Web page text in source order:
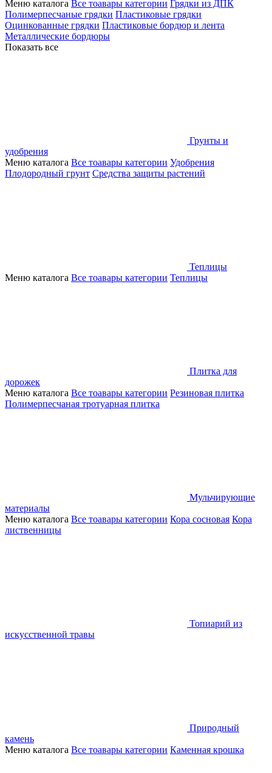
Меню каталога Все тоавары категории Грядки из ДПК
Полимерпесчаные грядки Пластиковые грядки
Оцинкованные грядки Пластиковые бордюр и лента
Металлические бордюры
Показать все
Грунты и
удобрения
Меню каталога Все тоавары категории Удобрения
Плодородный грунт Средства защиты растений
Теплицы
Меню каталога Все тоавары категории Теплицы
Плитка для
дорожек
Меню каталога Все тоавары категории Резиновая плитка
Полимерпесчаная тротуарная плитка
Мульчирующие
материалы
Меню каталога Все тоавары категории Кора сосновая Кора
лиственницы
Топиарий из
искусственной травы
Природный
камень
Меню каталога Все тоавары категории Каменная крошка